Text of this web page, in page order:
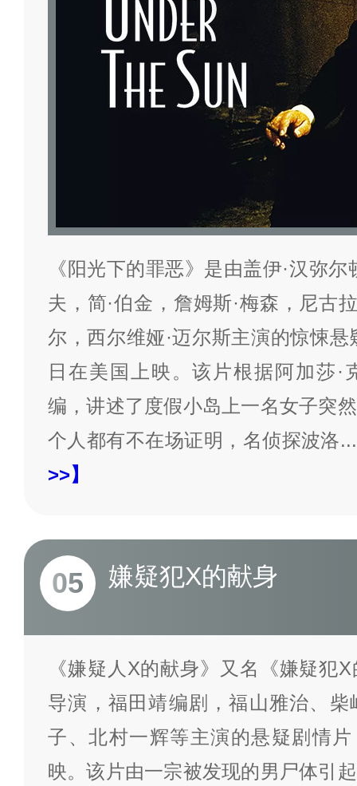
《阳光下的罪恶》是由盖伊·汉弥
夫，简·伯金，詹姆斯·梅森，尼古
尔，西尔维娅·迈尔斯主演的惊悚
日在美国上映。该片根据阿加莎·
编，讲述了度假小岛上一名女子突
个人都有不在场证明，名侦探波洛...
>>】
05 嫌疑犯X的献身
《嫌疑人X的献身》又名《嫌疑犯
导演，福田靖编剧，福山雅治、
子、北村一辉等主演的悬疑剧情
映。该片由一宗被发现的男尸体引